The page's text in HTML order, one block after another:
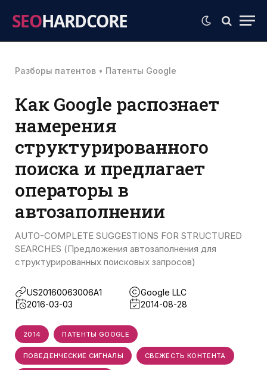
SEOHARDCORE
Разборы патентов • Патенты Google
Как Google распознает
намерения
структурированного
поиска и предлагает
операторы в
автозаполнении
AUTO-COMPLETE SUGGESTIONS FOR STRUCTURED
SEARCHES (Предложения автозаполнения для
структурированных поисковых запросов)
US20160063006A1
Google LLC
2016-03-03
2014-08-28
2014 ПАТЕНТЫ GOOGLE
ПОВЕДЕНЧЕСКИЕ СИГНАЛЫ СВЕЖЕСТЬ КОНТЕНТА